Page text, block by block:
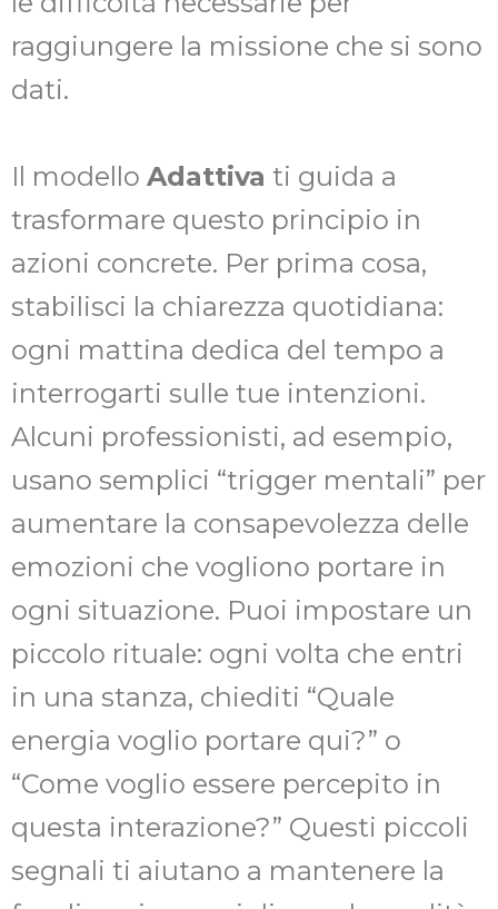
raggiungere la missione che si sono
dati.
Il modello Adattiva ti guida a
trasformare questo principio in
azioni concrete. Per prima cosa,
stabilisci la chiarezza quotidiana:
ogni mattina dedica del tempo a
interrogarti sulle tue intenzioni.
Alcuni professionisti, ad esempio,
usano semplici “trigger mentali” per
aumentare la consapevolezza delle
emozioni che vogliono portare in
ogni situazione. Puoi impostare un
piccolo rituale: ogni volta che entri
in una stanza, chiediti “Quale
energia voglio portare qui?” o
“Come voglio essere percepito in
questa interazione?” Questi piccoli
segnali ti aiutano a mantenere la